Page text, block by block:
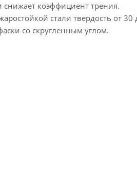
снижает коэффициент трения.
стали твердость от 30
со скругленным углом.